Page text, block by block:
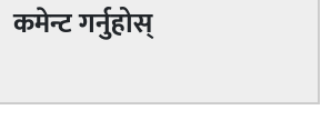
कमेन्ट गर्नुहोस्